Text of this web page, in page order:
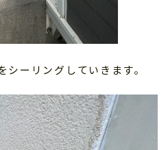
ーリングしていきます。